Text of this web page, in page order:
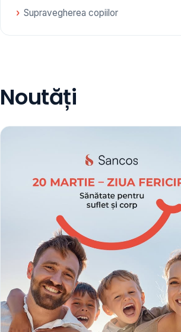
Supravegherea copiilor
Noutăți